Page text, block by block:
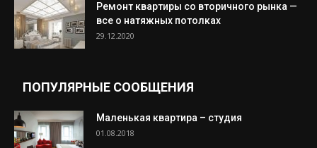
Ремонт квартиры со вторичного рынка —
все о натяжных потолках
29.12.2020
ПОПУЛЯРНЫЕ СООБЩЕНИЯ
Маленькая квартира – студия
01.08.2018